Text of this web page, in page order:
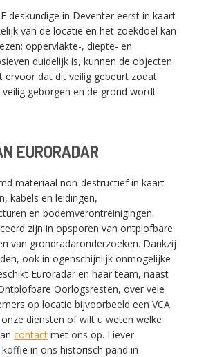
deskundige in Deventer eerst in kaart
van de locatie en het zoekdoel kan
oppervlakte-, diepte- en
duidelijk is, kunnen de objecten
ervoor dat dit veilig gebeurt zodat
geborgen en de grond wordt
EURORADAR
materiaal non-destructief in kaart
kabels en leidingen,
en bodemverontreinigingen.
zijn in opsporen van ontplofbare
van grondradaronderzoeken. Dankzij
ook in ogenschijnlijk onmogelijke
Euroradar en haar team, naast
Oorlogsresten, over vele
op locatie bijvoorbeeld een VCA
diensten of wilt u weten welke
contact met ons op. Liever
in ons historisch pand in
Nederlands